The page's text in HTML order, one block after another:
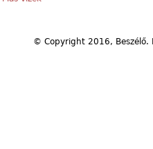
© Copyright 2016,